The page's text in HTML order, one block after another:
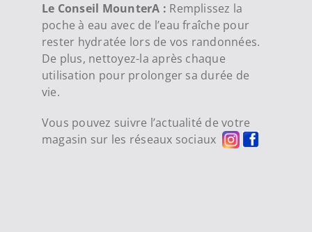
Le Conseil MounterA : Remplissez la
poche à eau avec de l’eau fraîche pour
rester hydratée lors de vos randonnées.
De plus, nettoyez-la après chaque
utilisation pour prolonger sa durée de
vie.
Vous pouvez suivre l’actualité de votre
magasin sur les réseaux sociaux